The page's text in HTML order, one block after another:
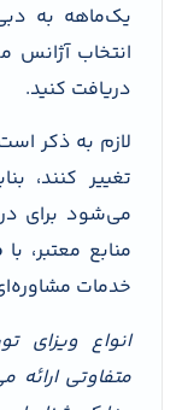
یک‌ماهه به
انتخاب آژانس
دریافت کنید.
لازم به ذکر
تغییر کنند،
می‌شود برای
منابع معتبر، با
خدمات
انواع ویزای
متفاوتی ارائه